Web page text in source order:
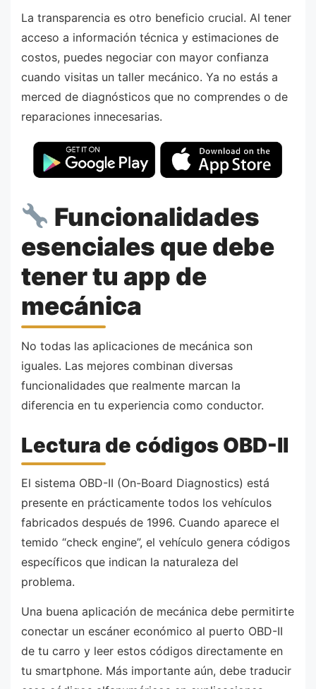
La transparencia es otro beneficio crucial. Al tener
acceso a información técnica y estimaciones de
costos, puedes negociar con mayor confianza
cuando visitas un taller mecánico. Ya no estás a
merced de diagnósticos que no comprendes o de
reparaciones innecesarias.
Funcionalidades
esenciales que debe
tener tu app de
mecánica
No todas las aplicaciones de mecánica son
iguales. Las mejores combinan diversas
funcionalidades que realmente marcan la
diferencia en tu experiencia como conductor.
Lectura de códigos OBD-II
El sistema OBD-II (On-Board Diagnostics) está
presente en prácticamente todos los vehículos
fabricados después de 1996. Cuando aparece el
temido “check engine”, el vehículo genera códigos
específicos que indican la naturaleza del
problema.
Una buena aplicación de mecánica debe permitirte
conectar un escáner económico al puerto OBD-II
de tu carro y leer estos códigos directamente en
tu smartphone. Más importante aún, debe traducir